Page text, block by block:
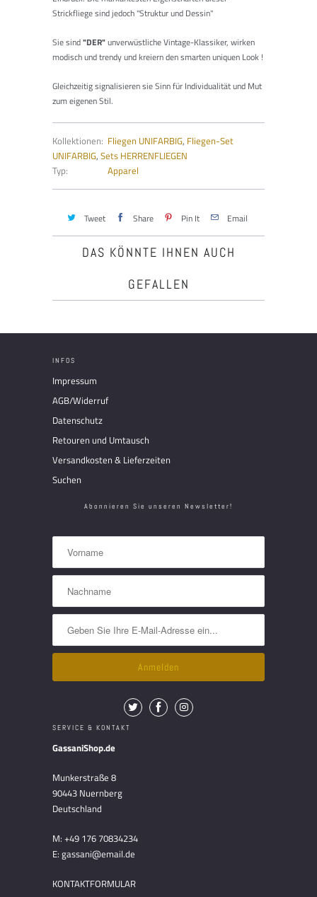
Strickfliege sind jedoch "Struktur und Dessin"
Sie sind"DER"unverwüstliche Vintage-Klassiker, wirken
modisch und trendy und kreiern den smarten uniquen Look !
Gleichzeitig signalisieren sie Sinn für Individualität und Mut
zum eigenen Stil.
Kollektionen: Fliegen UNIFARBIG, Fliegen-Set
UNIFARBIG, Sets HERRENFLIEGEN
Typ:
Apparel
Tweet Share Pin It Email
DAS KÖNNTE IHNEN AUCH
GEFALLEN
INFOS
Impressum
AGB/Widerruf
Datenschutz
Retouren und Umtausch
Versandkosten & Lieferzeiten
Suchen
Abonnieren Sie unseren Newsletter!
SERVICE & KONTAKT
GassaniShop.de
Munkerstraße 8
90443 Nuernberg
Deutschland
M: +49 176 70834234
E: gassani@email.de
KONTAKTFORMULAR